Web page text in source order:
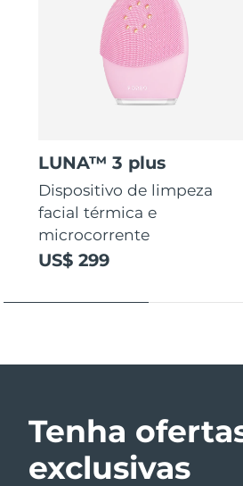
LUNA™ 3 plus
Dispositivo de limpeza
facial térmica e
microcorrente
US$ 299
Tenha
exclusivas